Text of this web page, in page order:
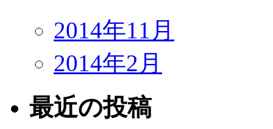
2014年11月
2014年2月
最近の投稿